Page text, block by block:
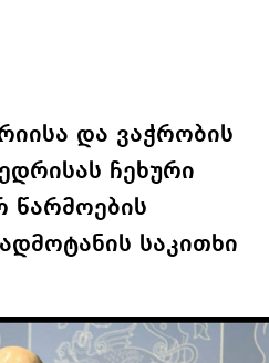
და ვაჭრობის
ჩეხური
წარმოების
საკითხი